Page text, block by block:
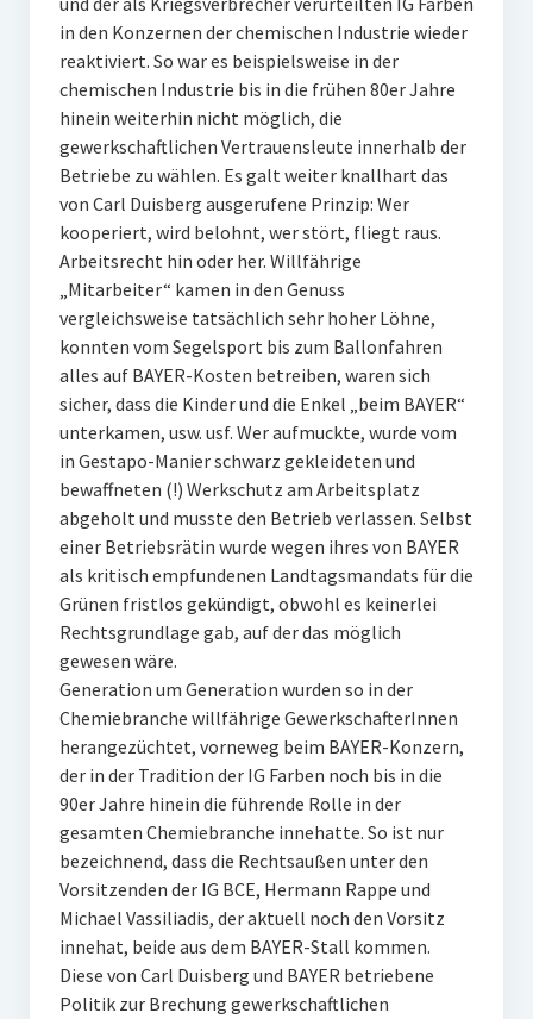
in den Konzernen der chemischen Industrie wieder
reaktiviert. So war es beispielsweise in der
chemischen Industrie bis in die frühen 80er Jahre
hinein weiterhin nicht möglich, die
gewerkschaftlichen Vertrauensleute innerhalb der
Betriebe zu wählen. Es galt weiter knallhart das
von Carl Duisberg ausgerufene Prinzip: Wer
kooperiert, wird belohnt, wer stört, fliegt raus.
Arbeitsrecht hin oder her. Willfährige
„Mitarbeiter“ kamen in den Genuss
vergleichsweise tatsächlich sehr hoher Löhne,
konnten vom Segelsport bis zum Ballonfahren
alles auf BAYER-Kosten betreiben, waren sich
sicher, dass die Kinder und die Enkel „beim BAYER“
unterkamen, usw. usf. Wer aufmuckte, wurde vom
in Gestapo-Manier schwarz gekleideten und
bewaffneten (!) Werkschutz am Arbeitsplatz
abgeholt und musste den Betrieb verlassen. Selbst
einer Betriebsrätin wurde wegen ihres von BAYER
als kritisch empfundenen Landtagsmandats für die
Grünen fristlos gekündigt, obwohl es keinerlei
Rechtsgrundlage gab, auf der das möglich
gewesen wäre.
Generation um Generation wurden so in der
Chemiebranche willfährige GewerkschafterInnen
herangezüchtet, vorneweg beim BAYER-Konzern,
der in der Tradition der IG Farben noch bis in die
90er Jahre hinein die führende Rolle in der
gesamten Chemiebranche innehatte. So ist nur
bezeichnend, dass die Rechtsaußen unter den
Vorsitzenden der IG BCE, Hermann Rappe und
Michael Vassiliadis, der aktuell noch den Vorsitz
innehat, beide aus dem BAYER-Stall kommen.
Diese von Carl Duisberg und BAYER betriebene
Politik zur Brechung gewerkschaftlichen